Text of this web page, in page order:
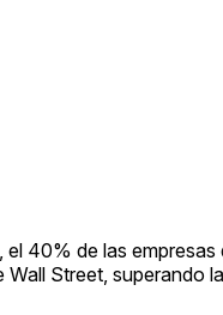
el 40% de las
Wall Street, superando